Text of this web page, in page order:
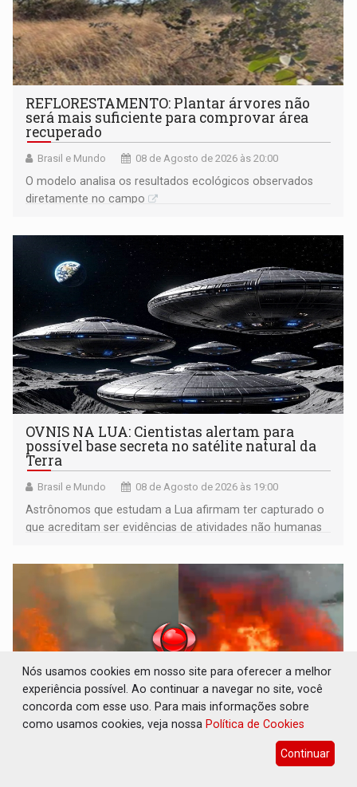
REFLORESTAMENTO: Plantar árvores não
será mais suficiente para comprovar área
recuperado
Brasil e Mundo 08 de Agosto de 2026 às 20:00
O modelo analisa os resultados ecológicos observados
diretamente no campo
OVNIS NA LUA: Cientistas alertam para
possível base secreta no satélite natural da
Terra
Brasil e Mundo 08 de Agosto de 2026 às 19:00
Astrônomos que estudam a Lua afirmam ter capturado o
que acreditam ser evidências de atividades não humanas
órbita
ACABOU COM PEUGEOT: Incêndio destrói
Nós usamos cookies em nosso site para oferecer a melhor
experiência possível. Ao continuar a navegar no site, você
concorda com esse uso. Para mais informações sobre
como usamos cookies, veja nossa Política de Cookies
Continuar